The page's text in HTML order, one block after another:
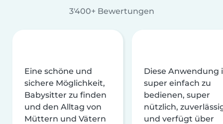
3'400+ Bewertungen
Eine schöne und
sichere Möglichkeit,
Babysitter zu finden
und den Alltag von
Müttern und Vätern
Diese Anwendung
super einfach zu
bedienen, super
nützlich,
und verfügt über